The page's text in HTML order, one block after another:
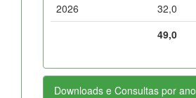
2026
32,0
49,0
Downloads e Consultas por ano